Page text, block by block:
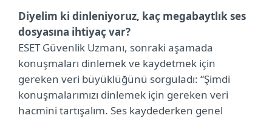
Diyelim ki dinleniyoruz, kaç megabaytlık ses
dosyasına ihtiyaç var?
ESET Güvenlik Uzmanı, sonraki aşamada
konuşmaları dinlemek ve kaydetmek için
gereken veri büyüklüğünü sorguladı: “Şimdi
konuşmalarımızı dinlemek için gereken veri
hacmini tartışalım. Ses kaydederken genel